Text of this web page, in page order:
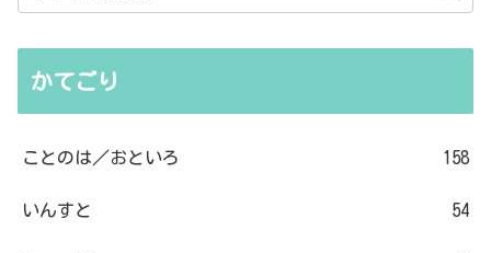
かてごり
ことのは／おといろ 158
いんすと 54